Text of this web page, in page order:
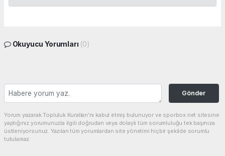
Okuyucu Yorumları (0)
Gönder
Yorum yazarak Topluluk Kuralları’nı kabul etmiş bulunuyor ve sporbox.net sitesine
yaptığınız yorumunuzla ilgili doğrudan veya dolaylı tüm sorumluluğu tek başınıza
üstleniyorsunuz. Yazılan tüm yorumlardan site yönetimi hiçbir şekilde sorumlu
tutulamaz.